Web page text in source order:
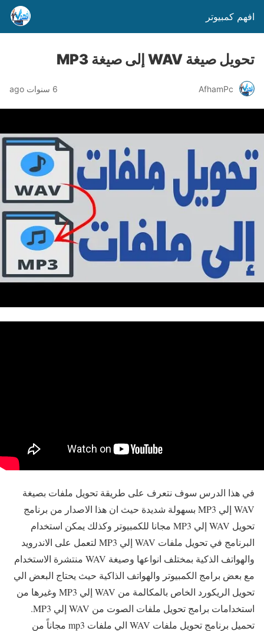
افهم كمبيوتر
تحويل صيغة WAV إلى صيغة MP3
AfhamPc 6 سنوات ago
في هذا الدرس سوف نتعرف على طريقة تحويل ملفات بصيغة
WAV إلي MP3 بسهولة شديدة حيث ان هذا الاصدار من برنامج
تحويل WAV إلي MP3 مجانا للكمبيوتر وكذلك يمكن استخدام
البرنامج في تحويل ملفات WAV إلي MP3 لتعمل على الاندرويد
والهواتف الذكية بمختلف انواعها وصيغة WAV منتشرة الاستخدام
مع بعض برامج الكمبيوتر والهواتف الذاكية حيث يحتاج البعض الي
تحويل الريكورد الخاص بالمكالمة من WAV إلي MP3 وغيرها من
استخدامات برامج تحويل ملفات الصوت من WAV إلي MP3.
تحميل برنامج تحويل ملفات WAV الي ملفات mp3 مجاناً من